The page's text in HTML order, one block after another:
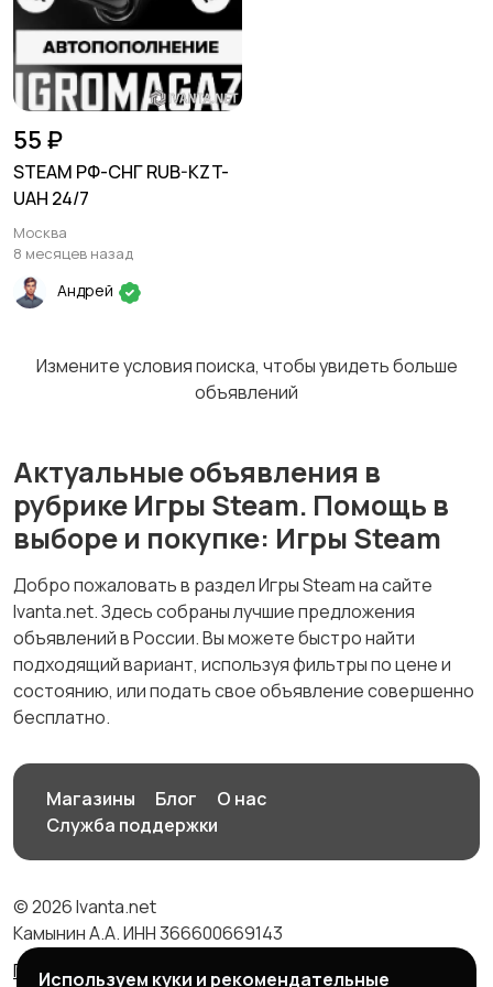
55 ₽
STEAM РФ-СНГ RUB-KZT-
UAH 24/7
Москва
8 месяцев назад
Андрей
Измените условия поиска, чтобы увидеть больше
объявлений
Актуальные объявления в
рубрике Игры Steam. Помощь в
выборе и покупке: Игры Steam
Добро пожаловать в раздел Игры Steam на сайте
Ivanta.net. Здесь собраны лучшие предложения
объявлений в России. Вы можете быстро найти
подходящий вариант, используя фильтры по цене и
состоянию, или подать свое объявление совершенно
бесплатно.
Магазины Блог
О нас
Служба поддержки
© 2026 Ivanta.net
Камынин А.А. ИНН 366600669143
Правила сервиса
Политика конфиденциальности
Используем куки и рекомендательные